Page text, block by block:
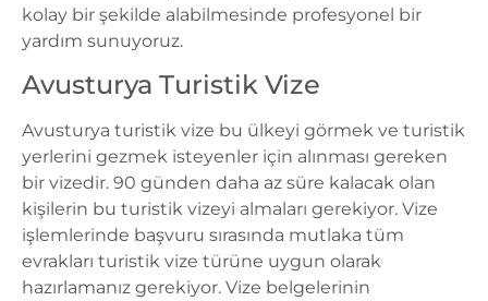
kolay bir şekilde alabilmesinde profesyonel bir
yardım sunuyoruz.
Avusturya Turistik Vize
Avusturya turistik vize bu ülkeyi görmek ve turistik
yerlerini gezmek isteyenler için alınması gereken
bir vizedir. 90 günden daha az süre kalacak olan
kişilerin bu turistik vizeyi almaları gerekiyor. Vize
işlemlerinde başvuru sırasında mutlaka tüm
evrakları turistik vize türüne uygun olarak
hazırlamanız gerekiyor. Vize belgelerinin